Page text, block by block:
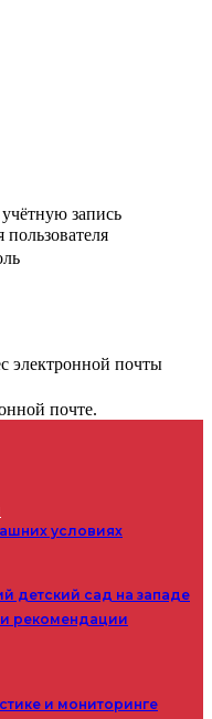
запись
электронной почты
почте.
условиях
детский сад на западе
рекомендации
и мониторинге